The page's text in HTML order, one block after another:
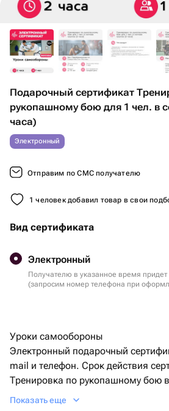
Подарочный сертификат
рукопашному бою для 1 чел. в
часа)
Электронный
Отправим по СМС получателю
1 человек добавил товар в свои
Вид сертификата
Электронный
Получателю в указанное время
(запросим номер телефона при
Уроки самообороны
Электронный подарочный
mail и телефон. Срок действия
Тренировка по рукопашному бою
мастер-класс и отработку приемов.
Показать еще